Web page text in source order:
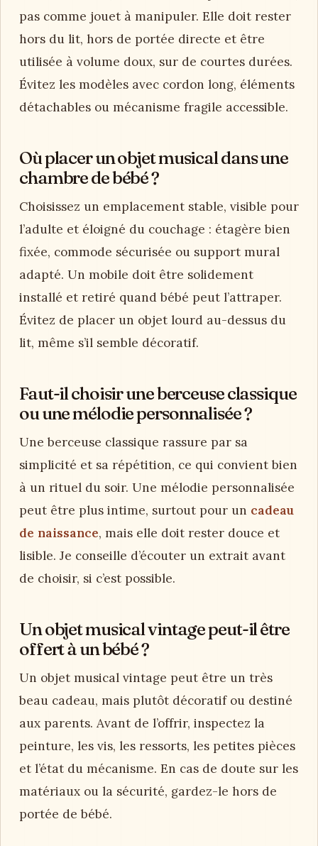
pas comme jouet à manipuler. Elle doit rester
hors du lit, hors de portée directe et être
utilisée à volume doux, sur de courtes durées.
Évitez les modèles avec cordon long, éléments
détachables ou mécanisme fragile accessible.
Où placer un objet musical dans une
chambre de bébé ?
Choisissez un emplacement stable, visible pour
l’adulte et éloigné du couchage : étagère bien
fixée, commode sécurisée ou support mural
adapté. Un mobile doit être solidement
installé et retiré quand bébé peut l’attraper.
Évitez de placer un objet lourd au-dessus du
lit, même s’il semble décoratif.
Faut-il choisir une berceuse classique
ou une mélodie personnalisée ?
Une berceuse classique rassure par sa
simplicité et sa répétition, ce qui convient bien
à un rituel du soir. Une mélodie personnalisée
peut être plus intime, surtout pour un cadeau
de naissance, mais elle doit rester douce et
lisible. Je conseille d’écouter un extrait avant
de choisir, si c’est possible.
Un objet musical vintage peut-il être
offert à un bébé ?
Un objet musical vintage peut être un très
beau cadeau, mais plutôt décoratif ou destiné
aux parents. Avant de l’offrir, inspectez la
peinture, les vis, les ressorts, les petites pièces
et l’état du mécanisme. En cas de doute sur les
matériaux ou la sécurité, gardez-le hors de
portée de bébé.